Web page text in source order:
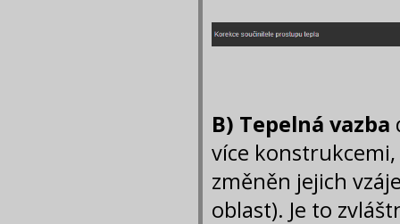
B) Tepelná vazba
více
změněn jejich
oblast). Je to